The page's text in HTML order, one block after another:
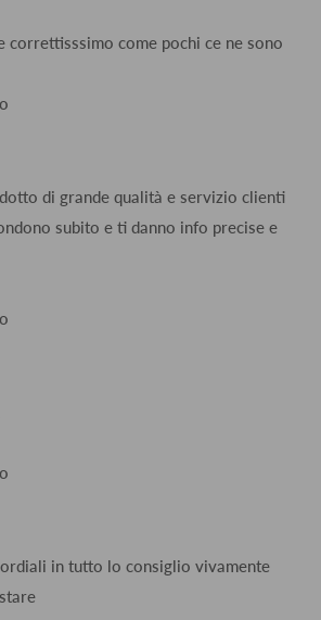
correttisssimo come pochi ce ne sono
di grande qualità e servizio clienti
subito e ti danno info precise e
in tutto lo consiglio vivamente